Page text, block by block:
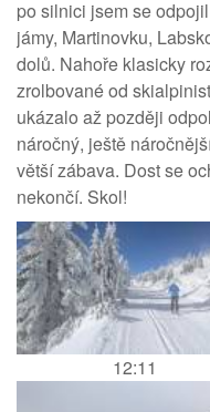
po silnici jsem se
jámy, Martinovku,
dolů. Nahoře klasicky
zrolbované od
ukázalo až později
náročný, ještě
větší zábava. Dost se
nekončí. Skol!
12:11